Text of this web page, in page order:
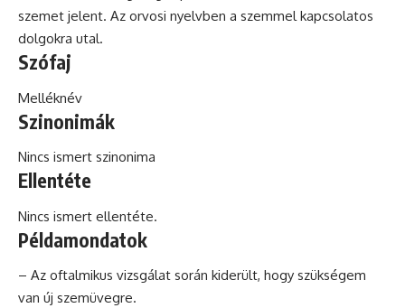
szemet jelent. Az orvosi nyelvben a szemmel kapcsolatos
dolgokra utal.
Szófaj
Melléknév
Szinonimák
Nincs ismert szinonima
Ellentéte
Nincs ismert ellentéte.
Példamondatok
– Az oftalmikus vizsgálat során kiderült, hogy szükségem
van új szemüvegre.